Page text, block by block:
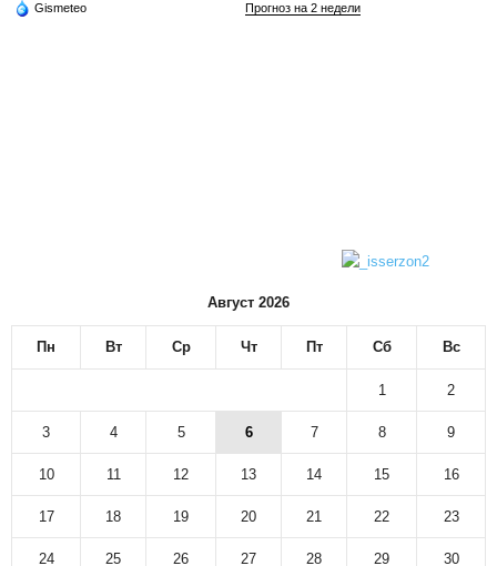
Gismeteo Прогноз на 2 недели
Август 2026
Пн Вт Ср Чт Пт Сб Вс
1 2
3 4 5 6 7 8 9
10 11 12 13 14 15 16
17 18 19 20 21 22 23
24 25 26 27 28 29 30